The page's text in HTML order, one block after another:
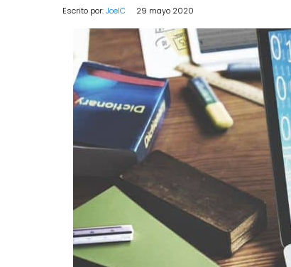
Escrito por:JoelC 29 mayo 2020